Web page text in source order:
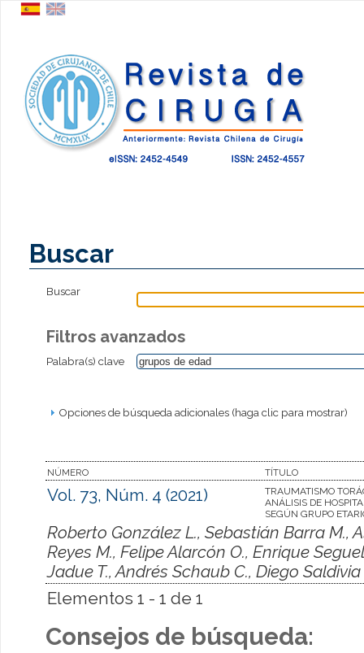
Buscar
Buscar
Filtros avanzados
Palabra(s) clave
Opciones de búsqueda adicionales (haga clic para mostrar)
NÚMERO TÍTULO
Vol. 73, Núm. 4 (2021)
TRAUMATISMO
ANÁLISIS DE
SEGÚN GRUPO
Roberto González L., Sebastián Barra M.,
Reyes M., Felipe Alarcón O., Enrique
Jadue T., Andrés Schaub C., Diego
Elementos 1 - 1 de 1
Consejos de búsqueda: